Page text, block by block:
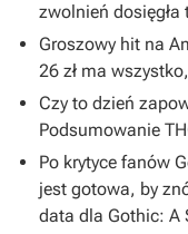
zwolnień
Groszowy hit na
26 zł ma
Czy to dzień
Podsumowanie
Po krytyce fanów
jest gotowa, by
data dla Gothic: A